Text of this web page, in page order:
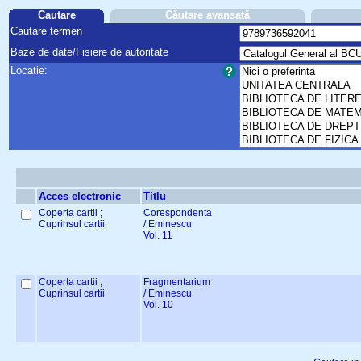
Cautare
Căutare avansată
Cautare termen
Baze de date/Fisiere de autoritate
Locatie:
Acces electronic Titlu
Coperta cartii ;
Cuprinsul cartii
Corespondenta
/ Eminescu
Vol. 11
Coperta cartii ;
Cuprinsul cartii
Fragmentarium
/ Eminescu
Vol. 10